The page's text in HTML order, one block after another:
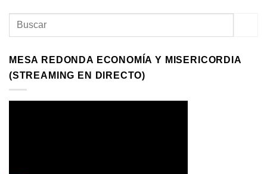
MESA REDONDA ECONOMÍA Y MISERICORDIA
(STREAMING EN DIRECTO)